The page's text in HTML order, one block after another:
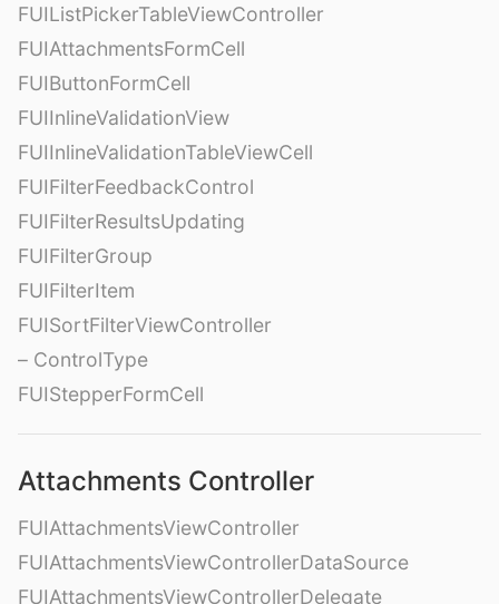
FUIListPickerTableViewController
FUIAttachmentsFormCell
FUIButtonFormCell
FUIInlineValidationView
FUIInlineValidationTableViewCell
FUIFilterFeedbackControl
FUIFilterResultsUpdating
FUIFilterGroup
FUIFilterItem
FUISortFilterViewController
– ControlType
FUIStepperFormCell
Attachments Controller
FUIAttachmentsViewController
FUIAttachmentsViewControllerDataSource
FUIAttachmentsViewControllerDelegate